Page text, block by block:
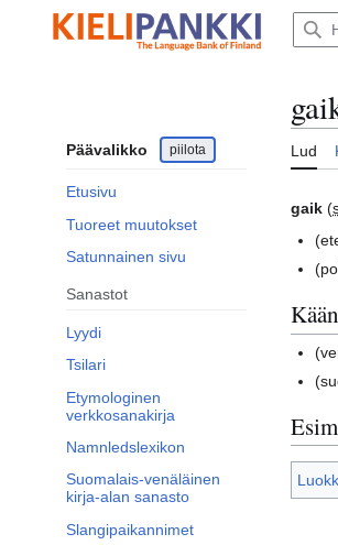
sisältöön
Päävalikko piilota
Etusivu
Tuoreet muutokset
Satunnainen sivu
Sanastot
Lyydi
Tsilari
Etymologinen
verkkosanakirja
Namnledslexikon
Suomalais-venäläinen
kirja-alan sanasto
Slangipaikannimet
Lud
gaik (